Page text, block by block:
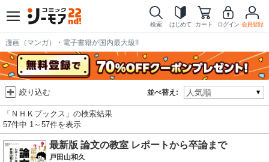
検索 はじめて カート ログイン 会員登録
漫画（マンガ）・電子書籍が国内最大級!!
並べ替え:
絞り込む
「ＮＨＫブックス」の検索結果
57件中 1～57件を表示
最新版 論文の教室 レポートから卒論まで
戸田山和久